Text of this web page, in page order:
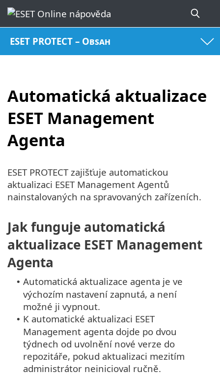
ESET PROTECT – Obsah
Automatická aktualizace
ESET Management
Agenta
ESET PROTECT zajišťuje automatickou
aktualizaci ESET Management Agentů
nainstalovaných na spravovaných zařízeních.
Jak funguje automatická
aktualizace ESET Management
Agenta
• Automatická aktualizace agenta je ve
výchozím nastavení zapnutá, a není
možné ji vypnout.
• K automatické aktualizaci ESET
Management agenta dojde po dvou
týdnech od uvolnění nové verze do
repozitáře, pokud aktualizaci mezitím
administrátor neinicioval ručně.